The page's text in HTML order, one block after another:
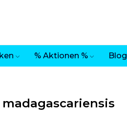
% Aktionen % Blog